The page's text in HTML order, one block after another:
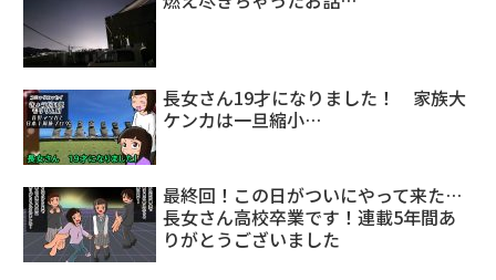
長女さん19才になりました！ 家族大
ケンカは一旦縮小…
最終回！この日がついにやって来た…
長女さん高校卒業です！連載5年間あ
りがとうございました